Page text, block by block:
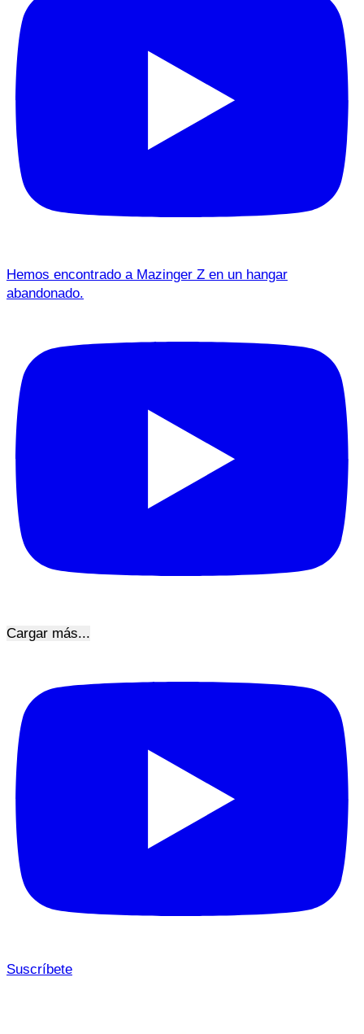
Hemos encontrado a Mazinger Z en un hangar
abandonado.
Cargar más...
Suscríbete